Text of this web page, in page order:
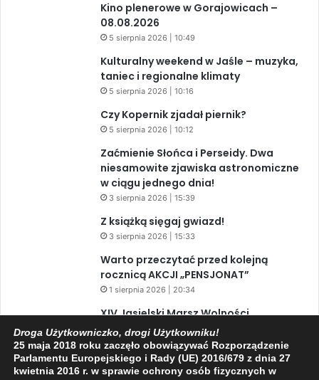
Kino plenerowe w Gorajowicach –
08.08.2026
5 sierpnia 2026 | 10:49
Kulturalny weekend w Jaśle – muzyka,
taniec i regionalne klimaty
5 sierpnia 2026 | 10:16
Czy Kopernik zjadał piernik?
5 sierpnia 2026 | 10:12
Zaćmienie Słońca i Perseidy. Dwa
niesamowite zjawiska astronomiczne
w ciągu jednego dnia!
3 sierpnia 2026 | 15:39
Z książką sięgaj gwiazd!
3 sierpnia 2026 | 15:33
Warto przeczytać przed kolejną
rocznicą AKCJI „PENSJONAT”
1 sierpnia 2026 | 20:34
XIV Jasielski Marsz Wolności
31 lipca 2026 | 11:44
Droga Użytkowniczko, drogi Użytkowniku!
25 maja 2018 roku zaczęło obowiązywać Rozporządzenie
Parlamentu Europejskiego i Rady (UE) 2016/679 z dnia 27
kwietnia 2016 r. w sprawie ochrony osób fizycznych w